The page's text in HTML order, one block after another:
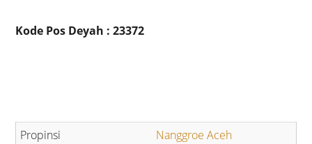
Kode Pos Deyah : 23372
Nanggroe Aceh